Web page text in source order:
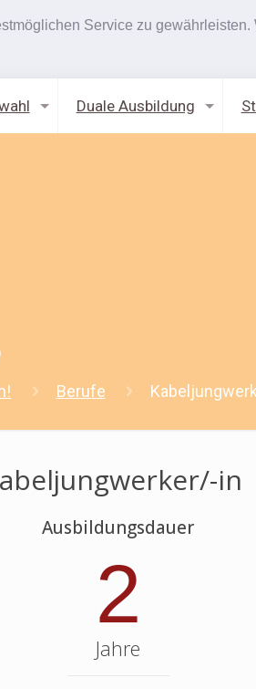
Service zu
Duale Ausbildung
Berufe
in
Ausbildungsdauer
2
Jahre